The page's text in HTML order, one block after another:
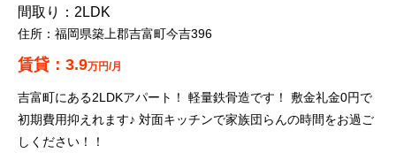
2LDK
福岡県築上郡吉富町今吉396
3.9万円/月
吉富町にある2LDKアパート！ 軽量鉄骨造です！ 敷金礼金0円で
初期費用抑えれます♪ 対面キッチンで家族団らんの時間をお過ご
しください！！